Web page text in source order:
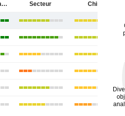
China Merchants Bank Co., Ltd. Secteur Chine